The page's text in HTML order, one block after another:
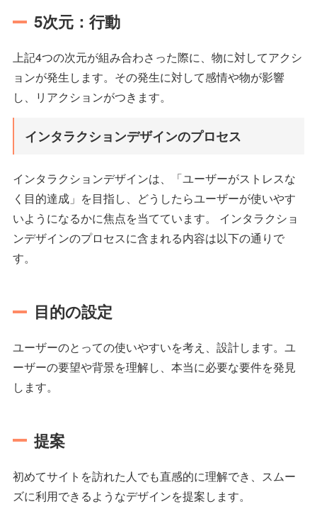
5次元：行動
上記4つの次元が組み合わさった際に、物に対してアクシ
ョンが発生します。その発生に対して感情や物が影響
し、リアクションがつきます。
インタラクションデザインのプロセス
インタラクションデザインは、「ユーザーがストレスな
く目的達成」を目指し、どうしたらユーザーが使いやす
いようになるかに焦点を当てています。 インタラクショ
ンデザインのプロセスに含まれる内容は以下の通りで
す。
目的の設定
ユーザーのとっての使いやすいを考え、設計します。ユ
ーザーの要望や背景を理解し、本当に必要な要件を発見
します。
提案
初めてサイトを訪れた人でも直感的に理解でき、スムー
ズに利用できるようなデザインを提案します。